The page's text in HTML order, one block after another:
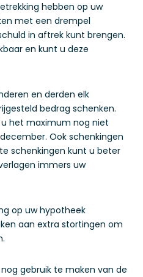
hebben op uw
met een drempel
in aftrek kunt brengen.
en kunt u deze
en derden elk
bedrag schenken.
het maximum nog niet
Ook schenkingen
schenkingen kunt u beter
immers uw
op uw hypotheek
aan extra stortingen om
gebruik te maken van de